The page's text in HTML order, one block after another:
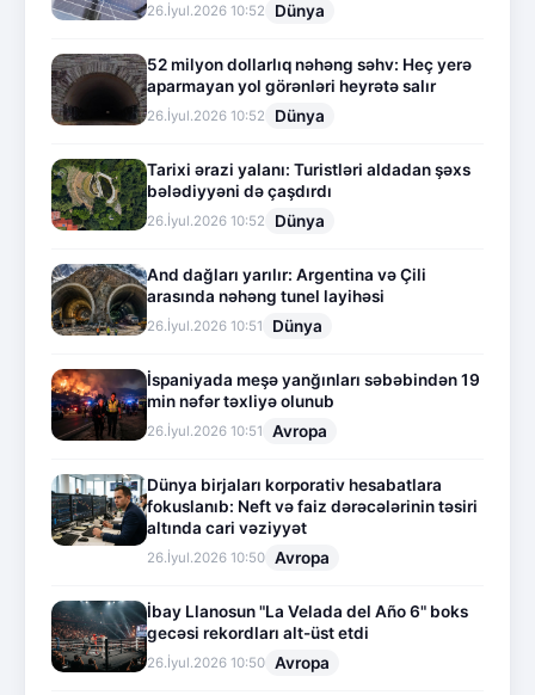
26.İyul.2026 10:52 Dünya
52 milyon dollarlıq nəhəng səhv: Heç yerə
aparmayan yol görənləri heyrətə salır
26.İyul.2026 10:52 Dünya
Tarixi ərazi yalanı: Turistləri aldadan şəxs
bələdiyyəni də çaşdırdı
26.İyul.2026 10:52 Dünya
And dağları yarılır: Argentina və Çili
arasında nəhəng tunel layihəsi
26.İyul.2026 10:51 Dünya
İspaniyada meşə yanğınları səbəbindən 19
min nəfər təxliyə olunub
26.İyul.2026 10:51 Avropa
Dünya birjaları korporativ hesabatlara
fokuslanıb: Neft və faiz dərəcələrinin təsiri
altında cari vəziyyət
26.İyul.2026 10:50 Avropa
İbay Llanosun "La Velada del Año 6" boks
gecəsi rekordları alt-üst etdi
26.İyul.2026 10:50 Avropa